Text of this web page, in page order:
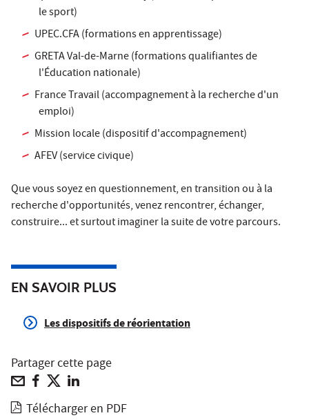
le sport)
UPEC.CFA (formations en apprentissage)
GRETA Val-de-Marne (formations qualifiantes de
l'Éducation nationale)
France Travail (accompagnement à la recherche d'un
emploi)
Mission locale (dispositif d'accompagnement)
AFEV (service civique)
Que vous soyez en questionnement, en transition ou à la
recherche d'opportunités, venez rencontrer, échanger,
construire... et surtout imaginer la suite de votre parcours.
EN SAVOIR PLUS
Les dispositifs de réorientation
Partager cette page
Télécharger en PDF